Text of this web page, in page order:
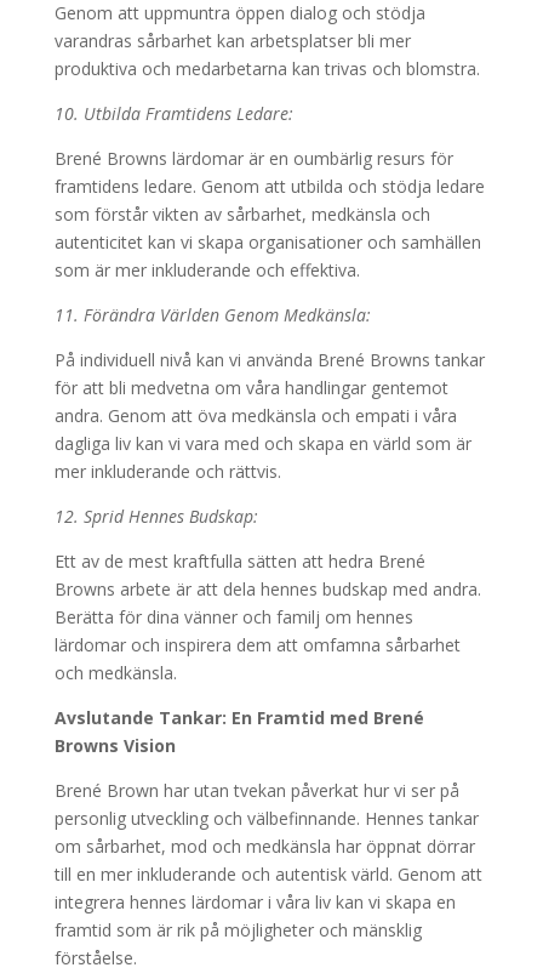
Genom att uppmuntra öppen dialog och stödja
varandras sårbarhet kan arbetsplatser bli mer
produktiva och medarbetarna kan trivas och blomstra.
10. Utbilda Framtidens Ledare:
Brené Browns lärdomar är en oumbärlig resurs för
framtidens ledare. Genom att utbilda och stödja ledare
som förstår vikten av sårbarhet, medkänsla och
autenticitet kan vi skapa organisationer och samhällen
som är mer inkluderande och effektiva.
11. Förändra Världen Genom Medkänsla:
På individuell nivå kan vi använda Brené Browns tankar
för att bli medvetna om våra handlingar gentemot
andra. Genom att öva medkänsla och empati i våra
dagliga liv kan vi vara med och skapa en värld som är
mer inkluderande och rättvis.
12. Sprid Hennes Budskap:
Ett av de mest kraftfulla sätten att hedra Brené
Browns arbete är att dela hennes budskap med andra.
Berätta för dina vänner och familj om hennes
lärdomar och inspirera dem att omfamna sårbarhet
och medkänsla.
Avslutande Tankar: En Framtid med Brené
Browns Vision
Brené Brown har utan tvekan påverkat hur vi ser på
personlig utveckling och välbefinnande. Hennes tankar
om sårbarhet, mod och medkänsla har öppnat dörrar
till en mer inkluderande och autentisk värld. Genom att
integrera hennes lärdomar i våra liv kan vi skapa en
framtid som är rik på möjligheter och mänsklig
förståelse.